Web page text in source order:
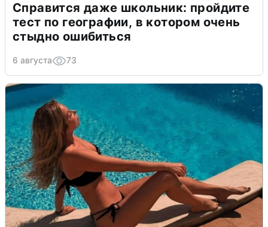
Справится даже школьник: пройдите
тест по географии, в котором очень
стыдно ошибиться
6 августа 73